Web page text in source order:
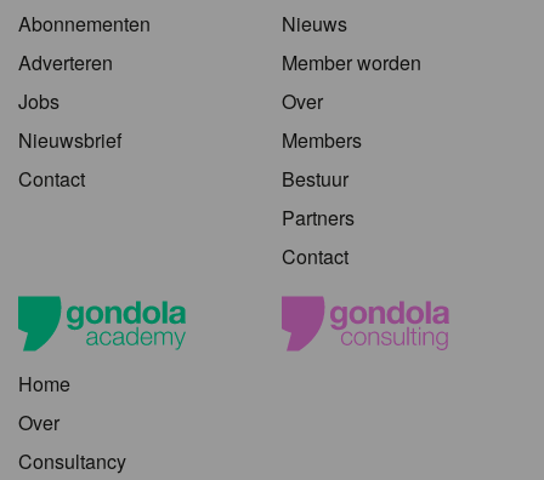
Abonnementen
Adverteren
Jobs
Nieuwsbrief
Contact
Nieuws
Member worden
Over
Members
Bestuur
Partners
Contact
Home
Over
Consultancy